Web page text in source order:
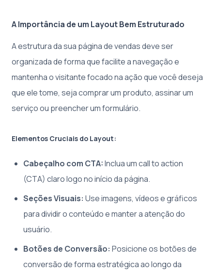
A Importância de um Layout Bem Estruturado
A estrutura da sua página de vendas deve ser
organizada de forma que facilite a navegação e
mantenha o visitante focado na ação que você deseja
que ele tome, seja comprar um produto, assinar um
serviço ou preencher um formulário.
Elementos Cruciais do Layout:
Cabeçalho com CTA:Inclua um call to action
(CTA) claro logo no início da página.
Seções Visuais: Use imagens, vídeos e gráficos
para dividir o conteúdo e manter a atenção do
usuário.
Botões de Conversão: Posicione os botões de
conversão de forma estratégica ao longo da